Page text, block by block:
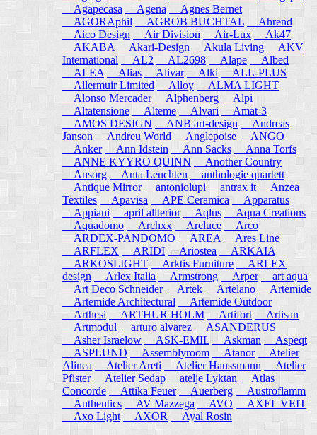
Agapecasa
Agena
Agnes Bernet
AGORAphil
AGROB BUCHTAL
Ahrend
Aico Design
Air Division Air-Lux
Ak47
AKABA
Akari-Design Akula Living
AKV
International
AL2 AL2698 Alape
Albed
ALEA
Alias Alivar Alki
ALL-PLUS
Allermuir Limited
Alloy
ALMA LIGHT
Alonso Mercader
Alphenberg
Alpi
Altatensione
Alteme Alvari
Amat-3
AMOS DESIGN
ANB art-design
Andreas
Janson
Andreu World Anglepoise
ANGO
Anker
Ann Idstein Ann Sacks
Anna Torfs
ANNE KYYRO QUINN
Another Country
Ansorg
Anta Leuchten
anthologie quartett
Antique Mirror
antoniolupi antrax it
Anzea
Textiles
Apavisa APE Ceramica
Apparatus
Appiani
april allterior Aqlus Aqua Creations
Aquadomo
Archxx Arcluce
Arco
ARDEX-PANDOMO
AREA
Ares Line
ARFLEX
ARIDI Ariostea
ARKAIA
ARKOSLIGHT
Arktis Furniture
ARLEX
design
Arlex Italia Armstrong Arper
art aqua
Art Deco Schneider
Artek Artelano
Artemide
Artemide Architectural
Artemide Outdoor
Arthesi
ARTHUR HOLM Artifort
Artisan
Artmodul
arturo alvarez
ASANDERUS
Asher Israelow
ASK-EMIL Askman
Aspeqt
ASPLUND
Assemblyroom Atanor
Atelier
Alinea
Atelier Areti Atelier Haussmann
Atelier
Pfister
Atelier Sedap atelje Lyktan
Atlas
Concorde
Attika Feuer Auerberg
Austroflamm
Authentics
AV Mazzega AVO
AXEL VEIT
Axo Light
AXOR Ayal Rosin